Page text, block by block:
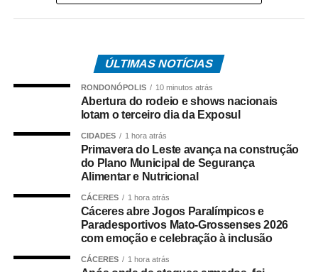
enfraquecendo a estrutura da organização criminosa.
O trabalho é resultado de investigações conduzidas pela
equipe da Delegacia de Rosário Oeste, que reuniram
elementos indicando o envolvimento dos suspeitos com o
comércio ilícito de entorpecentes em Rosário Oeste.
A ação contou com apoio de equipes da Regional de
Várzea Grande e da Diretoria Metropolitana, que atuaram
no cumprimento simultâneo dos mandados judiciais.
As investigações prosseguem para identificar outros
integrantes da organização criminosa e aprofundar a
ÚLTIMAS NOTÍCIAS
RONDONÓPOLIS 10 minutos atrás
Abertura do rodeio e shows nacionais
lotam o terceiro dia da Exposul
CIDADES 1 hora atrás
Primavera do Leste avança na construção
do Plano Municipal de Segurança
Alimentar e Nutricional
CÁCERES 1 hora atrás
Cáceres abre Jogos Paralímpicos e
Paradesportivos Mato-Grossenses 2026
com emoção e celebração à inclusão
CÁCERES 1 hora atrás